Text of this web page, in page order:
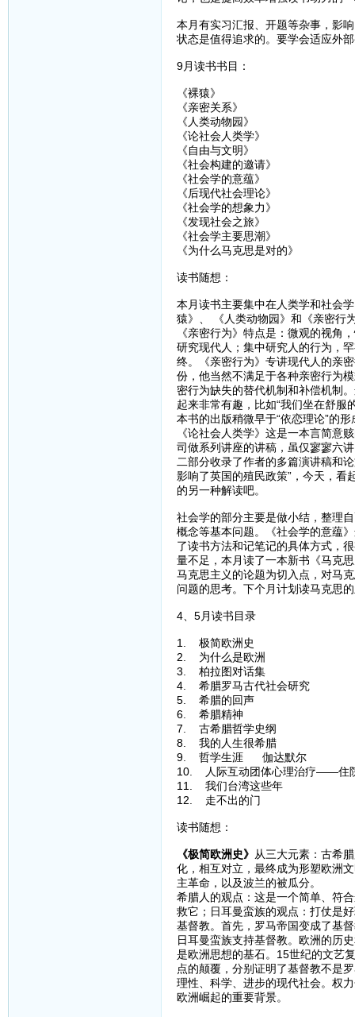
本月有实习汇报、开题等杂事，影
状态是值得追求的。要学会适应外
9月读书书目：
《裸猿》
《亲密关系》
《人类动物园》
《论社会人类学》
《自由与文明》
《社会构建的邀请》
《社会学的意蕴》
《后现代社会理论》
《社会学的想象力》
《发现社会之旅》
《社会学主要思潮》
《为什么马克思是对的》
读书随想：
本月读书主要集中在人类学和社会
猿》、 《人类动物园》和《亲密行
《亲密行为》特点是：微观的视角
研究现代人；集中研究人的行为，
终。《亲密行为》专讲现代人的亲
份，他当然不满足于各种亲密行为
密行为缺失的替代机制和补偿机制
起来非常有趣，比如“我们坐在舒服
本书的出版稍微早于“依恋理论”的
《论社会人类学》这是一本言简意
司做系列讲座的讲稿，虽仅寥寥六
二部分收录了作者的多篇演讲稿和
影响了英国的殖民政策”，今天，看
的另一种解读吧。
社会学的部分主要是做小结，整理
概念等基本问题。《社会学的意蕴
了读书方法和记笔记的具体方式，
量不足，本月读了一本新书《马克
马克思主义的论题为切入点，对马
问题的思考。下个月计划读马克思
4、5月读书目录
1. 极简欧洲史
2. 为什么是欧洲
3. 柏拉图对话集
4. 希腊罗马古代社会研究
5. 希腊的回声
6. 希腊精神
7. 古希腊哲学史纲
8. 我的人生很希腊
9. 哲学生涯 伽达默尔
10. 人际互动团体心理治疗——住
11. 我们台湾这些年
12. 走不出的门
读书随想：
《极简欧洲史》 从三大元素：古希
化，相互对立，最终成为形塑欧洲
主革命，以及波兰的被瓜分。
希腊人的观点：这是一个简单、符
救它；日耳曼蛮族的观点：打仗是
基督教。首先，罗马帝国变成了基
日耳曼蛮族支持基督教。欧洲的历
是欧洲思想的基石。15世纪的文艺
点的颠覆，分别证明了基督教不是
理性、科学、进步的现代社会。权
欧洲崛起的重要背景。